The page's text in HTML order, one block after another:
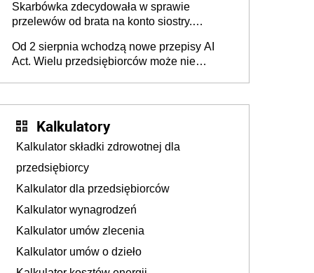
Skarbówka zdecydowała w sprawie
przelewów od brata na konto siostry.
darowizna, ale podatku jednak nie będzie
Od 2 sierpnia wchodzą nowe przepisy AI
Act. Wielu przedsiębiorców może nie
Kalkulatory
Kalkulator składki zdrowotnej dla
przedsiębiorcy
Kalkulator dla przedsiębiorców
Kalkulator wynagrodzeń
Kalkulator umów zlecenia
Kalkulator umów o dzieło